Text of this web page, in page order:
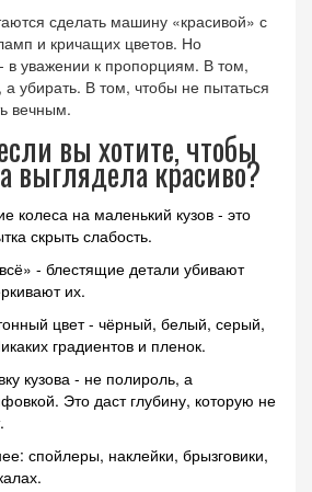
сделать машину «красивой» с
и кричащих цветов. Но
в уважении к пропорциям. В том,
убирать. В том, чтобы не пытаться
вечным.
вы хотите, чтобы
выглядела красиво?
колеса на маленький кузов - это
скрыть слабость.
- блестящие детали убивают
их.
цвет - чёрный, белый, серый,
градиентов и пленок.
кузова - не полироль, а
Это даст глубину, которую не
спойлеры, наклейки, брызговики,